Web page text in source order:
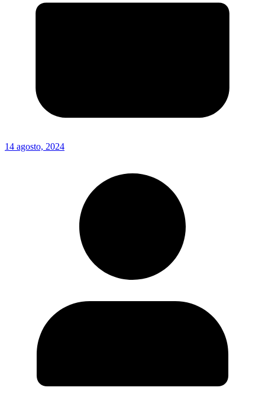
14 agosto, 2024